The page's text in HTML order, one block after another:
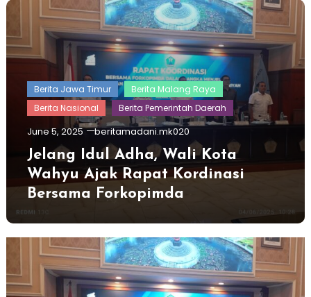
Berita Jawa Timur
Berita Malang Raya
Berita Nasional
Berita Pemerintah Daerah
June 5, 2025 beritamadani.mk020
Jelang Idul Adha, Wali Kota
Wahyu Ajak Rapat Kordinasi
Bersama Forkopimda